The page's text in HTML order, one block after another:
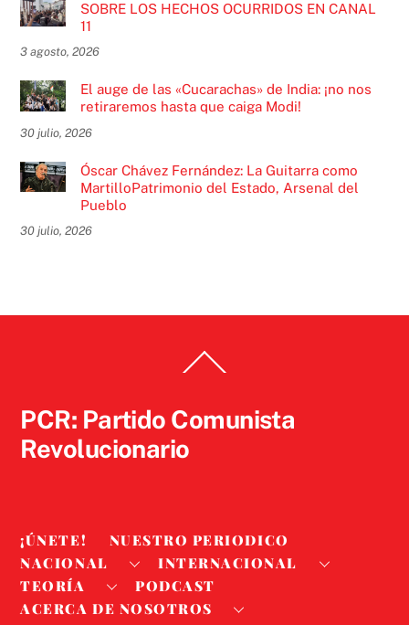
SOBRE LOS HECHOS OCURRIDOS EN CANAL
11
3 agosto, 2026
El auge de las «Cucarachas» de India: ¡no nos
retiraremos hasta que caiga Modi!
30 julio, 2026
Óscar Chávez Fernández: La Guitarra como
MartilloPatrimonio del Estado, Arsenal del
Pueblo
30 julio, 2026
To
PCR: Partido Comunista
Revolucionario
¡ÚNETE!
NUESTRO PERIODICO
NACIONAL
INTERNACIONAL
TEORÍA
PODCAST
ACERCA DE NOSOTROS